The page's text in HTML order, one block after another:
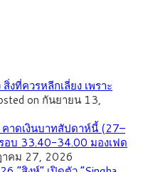
งที่ควรหลีกเลี่ยง เพราะ
on กันยายน 13,
คาดเงินบาทสัปดาห์นี้ (27–
อบ 33.40-34.00 มองเฟด
าคม 27, 2026